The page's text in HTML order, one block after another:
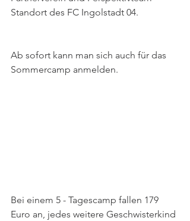
Standort des FC Ingolstadt 04.
Ab sofort kann man sich auch für das
Sommercamp anmelden.
Bei einem 5 - Tagescamp fallen 179
Euro an, jedes weitere Geschwisterkind